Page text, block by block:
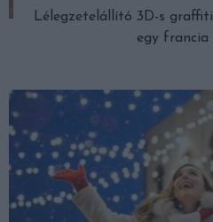
Lélegzetelállító 3D-s
egy francia